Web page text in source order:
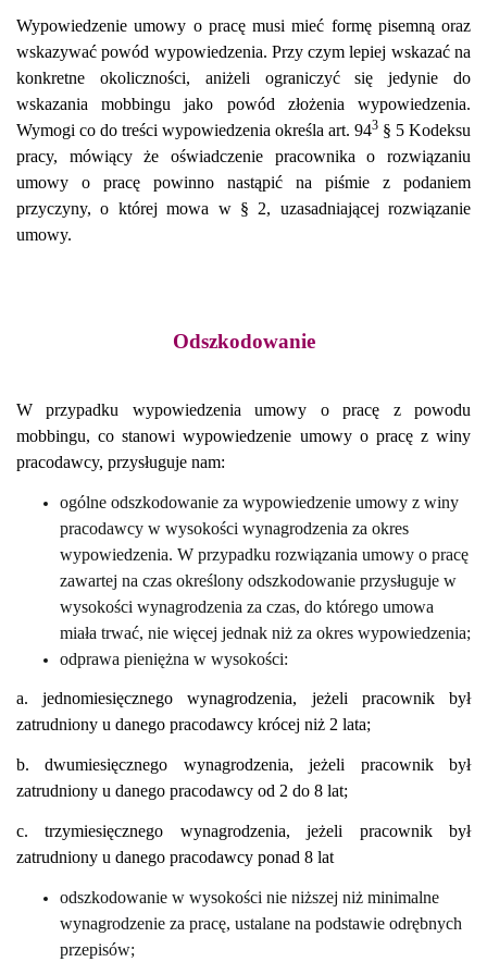
Wypowiedzenie umowy o pracę musi mieć formę pisemną oraz
wskazywać powód wypowiedzenia. Przy czym lepiej wskazać na
konkretne okoliczności, aniżeli ograniczyć się jedynie do
wskazania mobbingu jako powód złożenia wypowiedzenia.
Wymogi co do treści wypowiedzenia określa art. 943 § 5 Kodeksu
pracy, mówiący że oświadczenie pracownika o rozwiązaniu
umowy o pracę powinno nastąpić na piśmie z podaniem
przyczyny, o której mowa w § 2, uzasadniającej rozwiązanie
umowy.
Odszkodowanie
W przypadku wypowiedzenia umowy o pracę z powodu
mobbingu, co stanowi wypowiedzenie umowy o pracę z winy
pracodawcy, przysługuje nam:
ogólne odszkodowanie za wypowiedzenie umowy z winy
pracodawcy w wysokości wynagrodzenia za okres
wypowiedzenia. W przypadku rozwiązania umowy o pracę
zawartej na czas określony odszkodowanie przysługuje w
wysokości wynagrodzenia za czas, do którego umowa
miała trwać, nie więcej jednak niż za okres wypowiedzenia;
odprawa pieniężna w wysokości:
a. jednomiesięcznego wynagrodzenia, jeżeli pracownik był
zatrudniony u danego pracodawcy krócej niż 2 lata;
b. dwumiesięcznego wynagrodzenia, jeżeli pracownik był
zatrudniony u danego pracodawcy od 2 do 8 lat;
c. trzymiesięcznego wynagrodzenia, jeżeli pracownik był
zatrudniony u danego pracodawcy ponad 8 lat
odszkodowanie w wysokości nie niższej niż minimalne
wynagrodzenie za pracę, ustalane na podstawie odrębnych
przepisów;